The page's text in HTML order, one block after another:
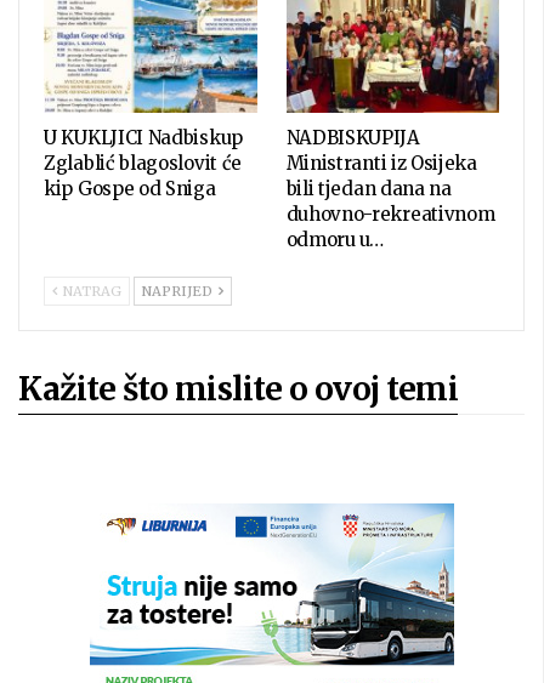
U KUKLJICI Nadbiskup
Zglablić blagoslovit će
kip Gospe od Sniga
NADBISKUPIJA
Ministranti iz Osijeka
bili tjedan dana na
duhovno-rekreativnom
odmoru u…
NATRAG NAPRIJED
Kažite što mislite o ovoj temi